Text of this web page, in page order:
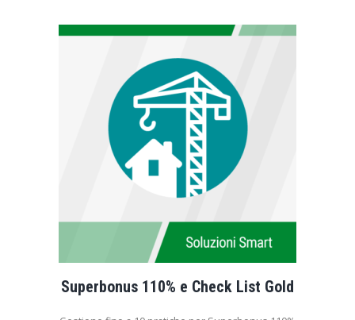
Superbonus 110% e Check List Gold